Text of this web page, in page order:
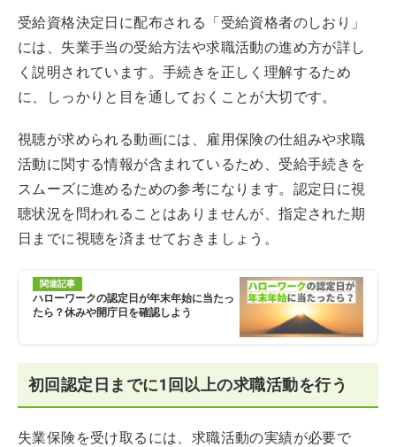
受給資格決定日に配布される「受給資格者のしおり」
には、失業手当の受給方法や求職活動の進め方が詳し
く説明されています。手続きを正しく理解するため
に、しっかりと目を通しておくことが大切です。
視聴が求められる動画には、雇用保険の仕組みや求職
活動に関する情報が含まれているため、受給手続きを
スムーズに進めるための参考になります。認定日に視
聴状況を問われることはありませんが、指定された期
日までに視聴を済ませておきましょう。
関連記事
ハローワークの認定日が年末年始に当たっ
たら？休みや開庁日を確認しよう
初回認定日までに1回以上の求職活動を行う
失業保険を受け取るには、求職活動の実績が必要で